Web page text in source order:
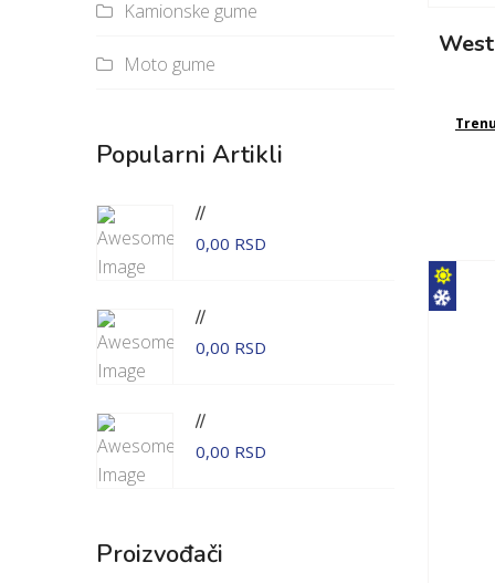
Kamionske gume
Moto gume
Popularni Artikli
//
0,00 RSD
//
0,00 RSD
//
0,00 RSD
Proizvođači